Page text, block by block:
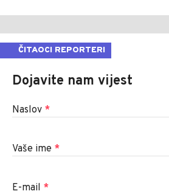
ČITAOCI REPORTERI
Dojavite nam vijest
Naslov *
Vaše ime *
E-mail *